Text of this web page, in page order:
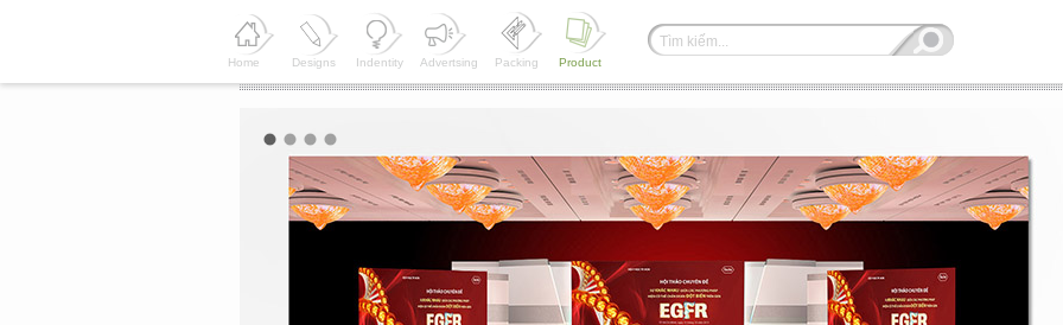
Home Designs Indentity Advertsing Packing Product